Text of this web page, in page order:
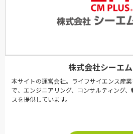
株式会社シーエ
本サイトの運営会社。ライフサイエンス産
で、エンジニアリング、コンサルティング
スを提供しています。